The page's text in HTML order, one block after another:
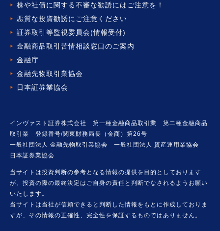
株や社債に関する不審な勧誘には ご注意を！
悪質な投資勧誘にご注意ください
証券取引等監視委員会(情報受付)
金融商品取引苦情相談窓口のご案内
金融庁
金融先物取引業協会
日本証券業協会
インヴァスト証券株式会社 第一種金融商品取引業 第二種金融商品
取引業 登録番号/関東財務局長（金商）第26号
一般社団法人 金融先物取引業協会 一般社団法人 資産運用業協会
日本証券業協会
当サイトは投資判断の参考となる情報の提供を目的としております
が、投資の際の最終決定はご自身の責任と判断でなされるようお願い
いたします。
当サイトは当社が信頼できると判断した情報をもとに作成しておりま
すが、その情報の正確性、完全性を保証するものではありません。